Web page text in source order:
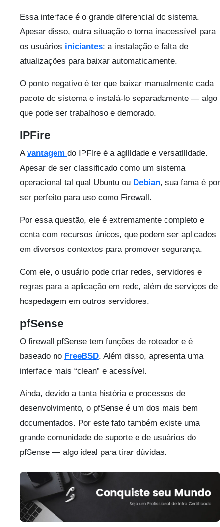
Essa interface é o grande diferencial do sistema.
Apesar disso, outra situação o torna inacessível para
os usuários iniciantes: a instalação e falta de
atualizações para baixar automaticamente.
O ponto negativo é ter que baixar manualmente cada
pacote do sistema e instalá-lo separadamente — algo
que pode ser trabalhoso e demorado.
IPFire
Avantagem do IPFire é a agilidade e versatilidade.
Apesar de ser classificado como um sistema
operacional tal qual Ubuntu ou Debian, sua fama é por
ser perfeito para uso como Firewall.
Por essa questão, ele é extremamente completo e
conta com recursos únicos, que podem ser aplicados
em diversos contextos para promover segurança.
Com ele, o usuário pode criar redes, servidores e
regras para a aplicação em rede, além de serviços de
hospedagem em outros servidores.
pfSense
O firewall pfSense tem funções de roteador e é
baseado no FreeBSD. Além disso, apresenta uma
interface mais “clean” e acessível.
Ainda, devido a tanta história e processos de
desenvolvimento, o pfSense é um dos mais bem
documentados. Por este fato também existe uma
grande comunidade de suporte e de usuários do
pfSense — algo ideal para tirar dúvidas.